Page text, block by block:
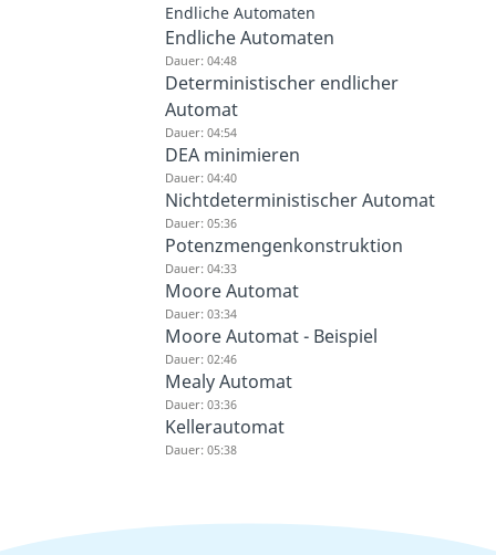
Endliche Automaten
Endliche Automaten
Dauer: 04:48
Deterministischer endlicher
Automat
Dauer: 04:54
DEA minimieren
Dauer: 04:40
Nichtdeterministischer Automat
Dauer: 05:36
Potenzmengenkonstruktion
Dauer: 04:33
Moore Automat
Dauer: 03:34
Moore Automat - Beispiel
Dauer: 02:46
Mealy Automat
Dauer: 03:36
Kellerautomat
Dauer: 05:38